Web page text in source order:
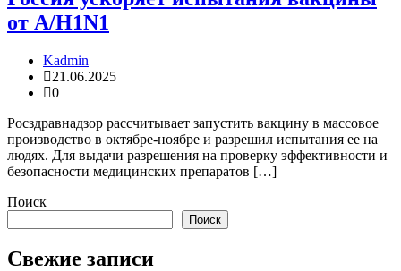
от A/H1N1
Kadmin
21.06.2025
0
Росздравнадзор рассчитывает запустить вакцину в массовое
производство в октябре-ноябре и разрешил испытания ее на
людях. Для выдачи разрешения на проверку эффективности и
безопасности медицинских препаратов […]
Поиск
Поиск
Свежие записи